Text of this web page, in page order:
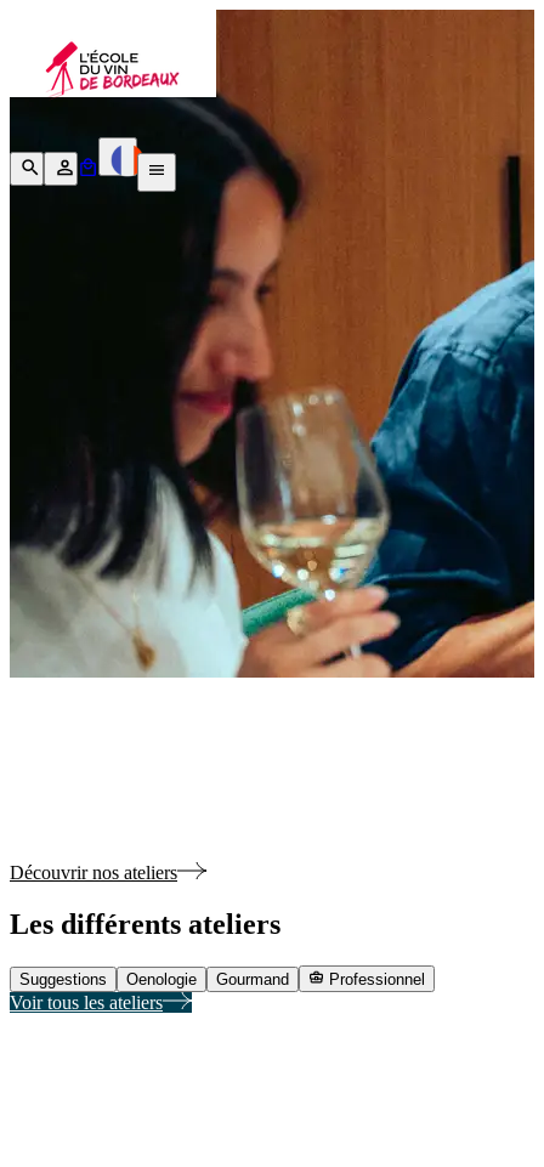
Découvrir nos ateliers
Les différents ateliers
Suggestions Oenologie Gourmand Professionnel
Voir tous les ateliers